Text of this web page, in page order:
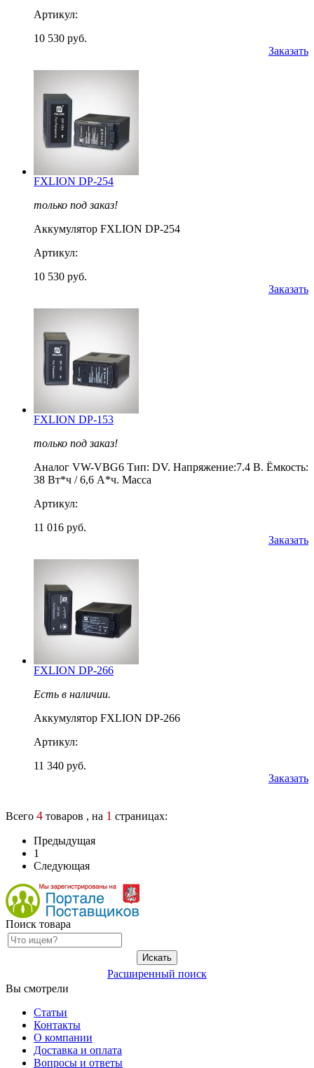
Артикул:
10 530 руб.
Заказать
FXLION DP-254
только под заказ!
Аккумулятор FXLION DP-254
Артикул:
10 530 руб.
Заказать
FXLION DP-153
только под заказ!
Аналог VW-VBG6 Тип: DV. Напряжение:7.4 В. Ёмкость:
38 Вт*ч / 6,6 А*ч. Масса
Артикул:
11 016 руб.
Заказать
FXLION DP-266
Есть в наличии.
Аккумулятор FXLION DP-266
Артикул:
11 340 руб.
Заказать
Всего 4 товаров , на 1 страницах:
Предыдущая
1
Следующая
Поиск товара
Расширенный поиск
Вы смотрели
Статьи
Контакты
О компании
Доставка и оплата
Вопросы и ответы